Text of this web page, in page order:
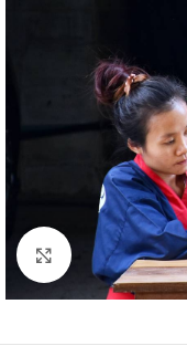
Click to enlarge